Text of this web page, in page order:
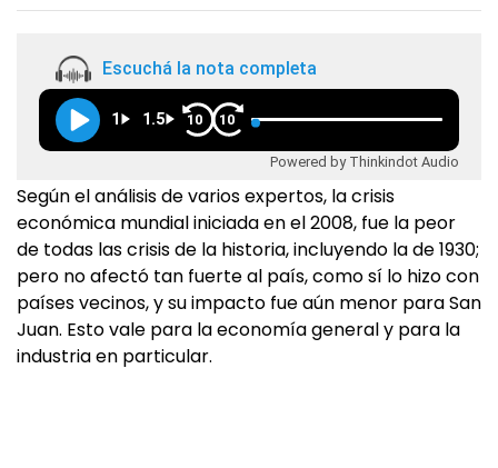
Escuchá la nota completa
1 1.5 10 10
Powered by Thinkindot Audio
Según el análisis de varios expertos, la crisis
económica mundial iniciada en el 2008, fue la peor
de todas las crisis de la historia, incluyendo la de 1930;
pero no afectó tan fuerte al país, como sí lo hizo con
países vecinos, y su impacto fue aún menor para San
Juan. Esto vale para la economía general y para la
industria en particular.